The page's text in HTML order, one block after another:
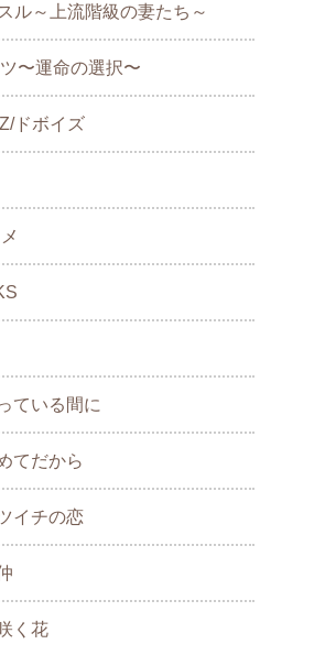
ル～上流階級の妻たち～
〜運命の選択〜
ドボイズ
ている間に
てだから
イチの恋
く花